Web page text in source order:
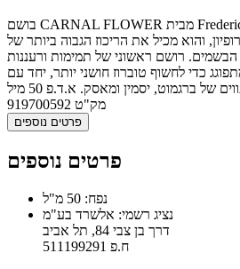
בושם CARNAL FLOWER מבית Frederic Malle, בניחוח שהרכיב אמן
והוא מכיל את הריכוז הגבוה ביותר של
הבשמים. רושם ראשוני של תמימות ורעננות
כדי לחשוף טוברוז חושני יותר, יחד עם
מק"ט 919700592
פרטים נוספים
פרטים נוספים
נפח: 50 מ"ל
נציג רשמי: אלשרד בע"מ
דרך בן צבי 84, תל אביב
ח.פ 511199291